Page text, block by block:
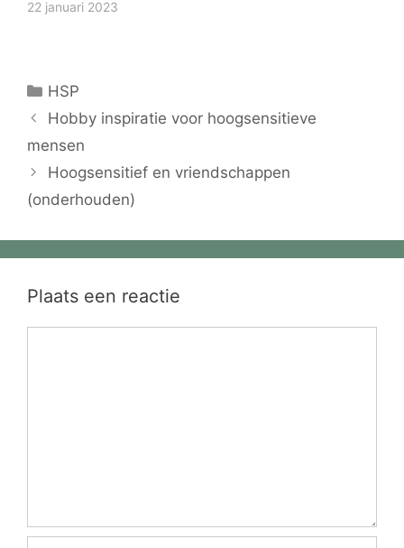
22 januari 2023
Categorieën
HSP
Hobby inspiratie voor hoogsensitieve
mensen
Hoogsensitief en vriendschappen
(onderhouden)
Plaats een reactie